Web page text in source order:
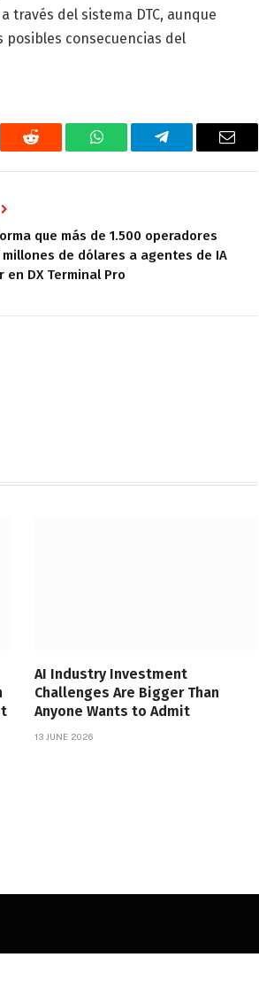
del sistema DTC, aunque
posibles consecuencias del
Reddit WhatsAppTelegram Email
que más de 1.500 operadores
millones de dólares a agentes de IA
en DX Terminal Pro
AI Industry Investment
Challenges Are Bigger Than
Anyone Wants to Admit
13 JUNE 2026